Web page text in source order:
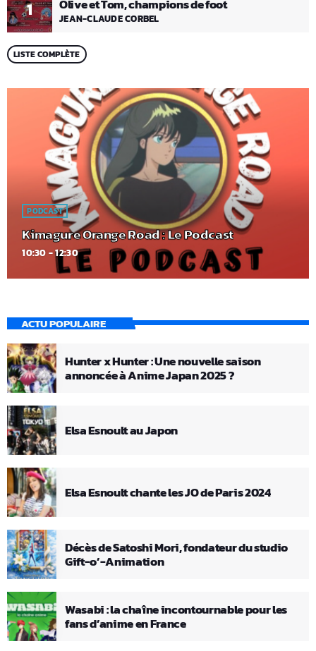
1 Olive et Tom, champions de foot
JEAN-CLAUDE CORBEL
LISTE COMPLÈTE
PODCAST
Kimagure Orange Road : Le Podcast
10:30 - 12:30
ACTU POPULAIRE
Hunter x Hunter : Une nouvelle saison
annoncée à Anime Japan 2025 ?
Elsa Esnoult au Japon
Elsa Esnoult chante les JO de Paris 2024
Décès de Satoshi Mori, fondateur du studio
Gift-o’-Animation
Wasabi : la chaîne incontournable pour les
fans d’anime en France